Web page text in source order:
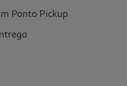
Ponto Pickup